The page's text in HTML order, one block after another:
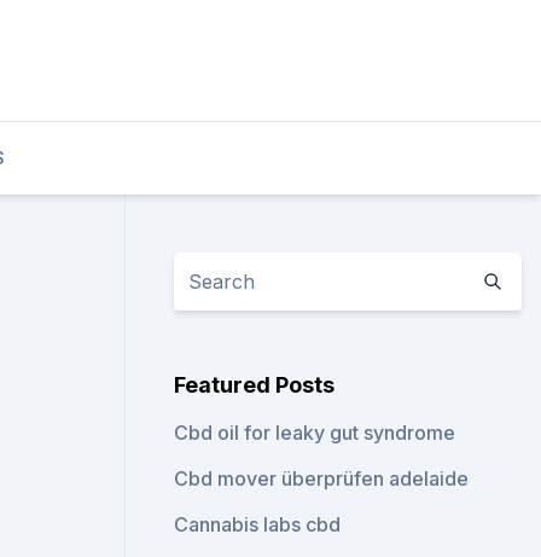
Featured Posts
Cbd oil for leaky gut syndrome
Cbd mover überprüfen adelaide
Cannabis labs cbd